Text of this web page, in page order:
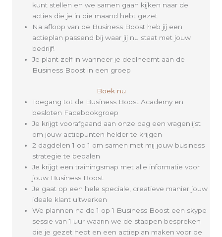
kunt stellen en we samen gaan kijken naar de
acties die je in die maand hebt gezet
Na afloop van de Business Boost heb jij een
actieplan passend bij waar jij nu staat met jouw
bedrijf!
Je plant zelf in wanneer je deelneemt aan de
Business Boost in een groep
Boek nu
Toegang tot de Business Boost Academy en
besloten Facebookgroep
Je krijgt voorafgaand aan onze dag een vragenlijst
om jouw actiepunten helder te krijgen
2 dagdelen 1 op 1 om samen met mij jouw business
strategie te bepalen
Je krijgt een trainingsmap met alle informatie voor
jouw Business Boost
Je gaat op een hele speciale, creatieve manier jouw
ideale klant uitwerken
We plannen na de 1 op 1 Business Boost een skype
sessie van 1 uur waarin we de stappen bespreken
die je gezet hebt en een actieplan maken voor de